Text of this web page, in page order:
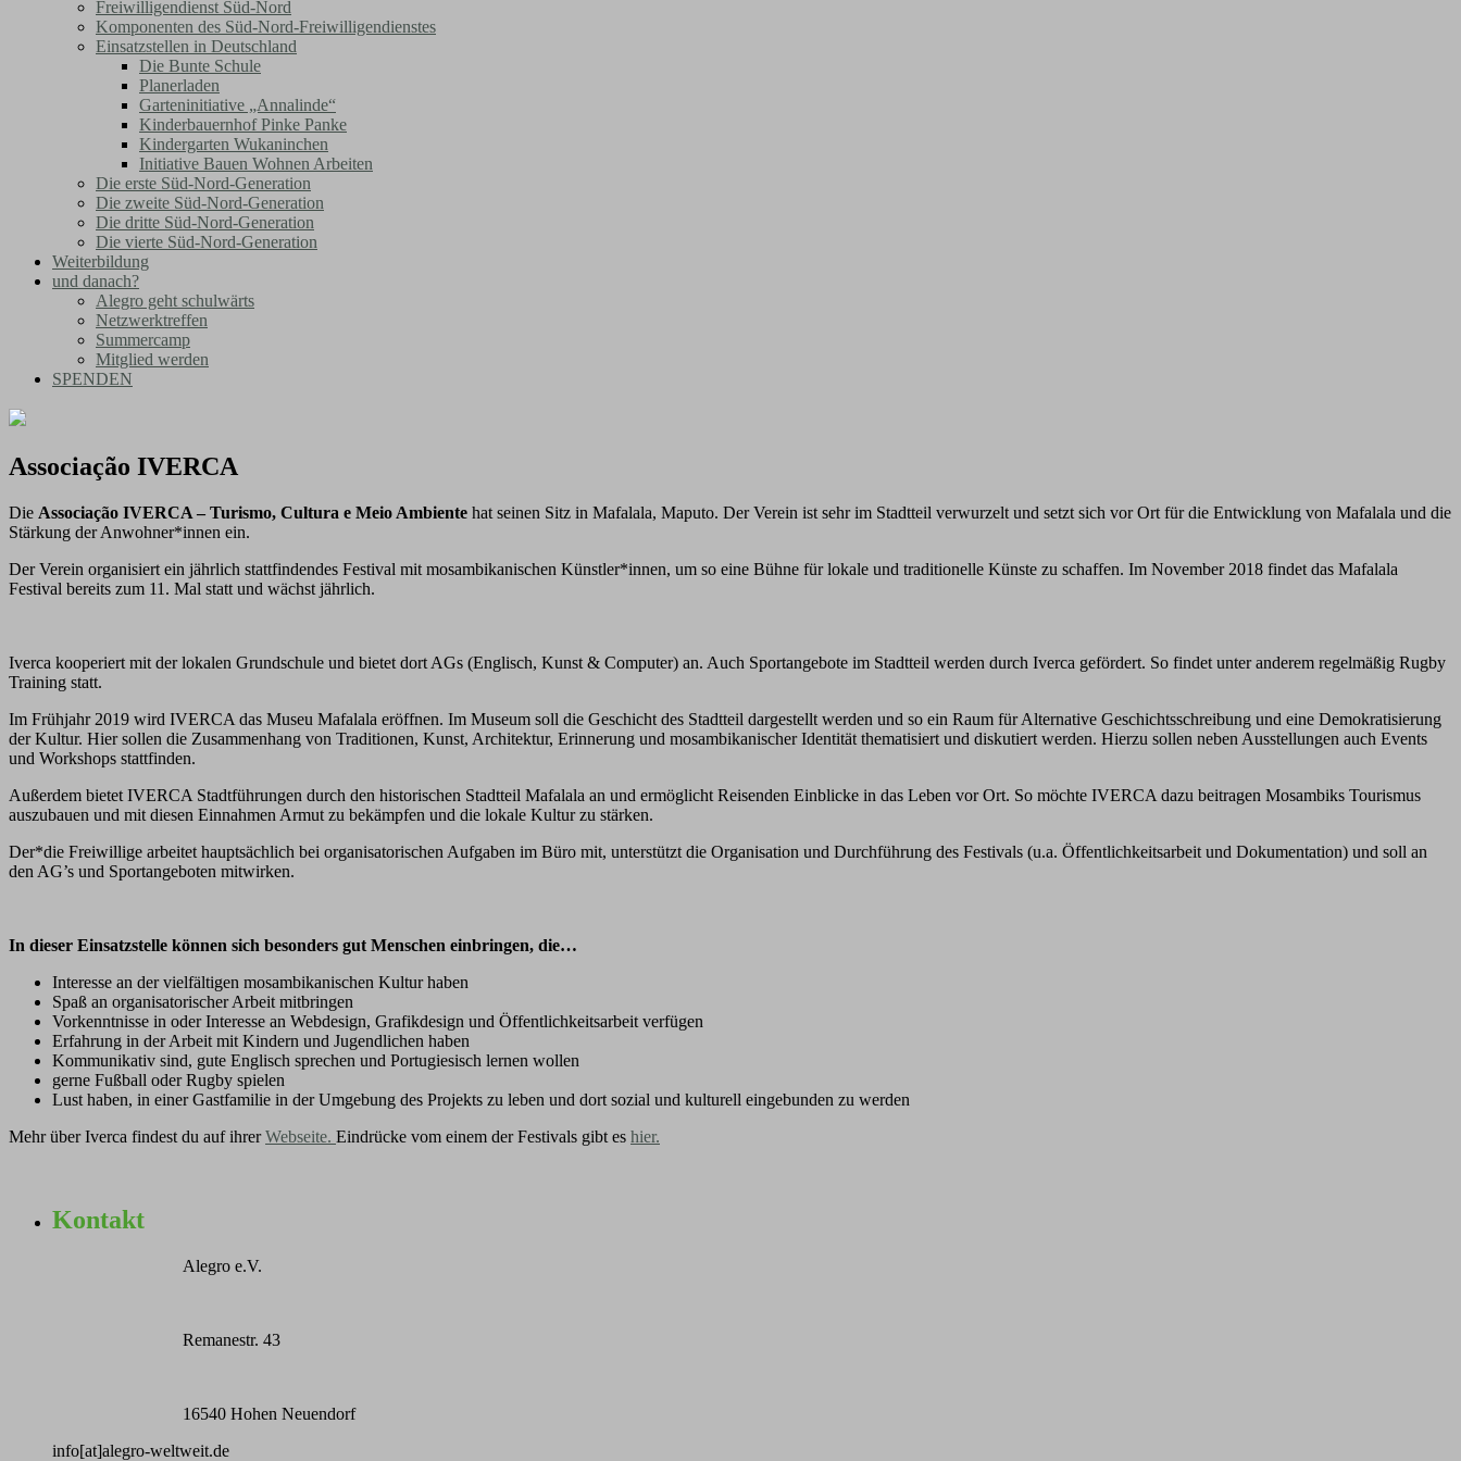
Freiwilligendienst Süd-Nord
Komponenten des Süd-Nord-Freiwilligendienstes
Einsatzstellen in Deutschland
Die Bunte Schule
Planerladen
Garteninitiative „Annalinde“
Kinderbauernhof Pinke Panke
Kindergarten Wukaninchen
Initiative Bauen Wohnen Arbeiten
Die erste Süd-Nord-Generation
Die zweite Süd-Nord-Generation
Die dritte Süd-Nord-Generation
Die vierte Süd-Nord-Generation
Weiterbildung
und danach?
Alegro geht schulwärts
Netzwerktreffen
Summercamp
Mitglied werden
SPENDEN
Associação IVERCA
Die Associação IVERCA – Turismo, Cultura e Meio Ambiente hat seinen Sitz in Mafalala, Maputo. Der Verein ist sehr im Stadtteil verwurzelt und setzt sich vor Ort für die Entwicklung von Mafalala und die
Stärkung der Anwohner*innen ein.
Der Verein organisiert ein jährlich stattfindendes Festival mit mosambikanischen Künstler*innen, um so eine Bühne für lokale und traditionelle Künste zu schaffen. Im November 2018 findet das Mafalala
Festival bereits zum 11. Mal statt und wächst jährlich.
Iverca kooperiert mit der lokalen Grundschule und bietet dort AGs (Englisch, Kunst & Computer) an. Auch Sportangebote im Stadtteil werden durch Iverca gefördert. So findet unter anderem regelmäßig Rugby
Training statt.
Im Frühjahr 2019 wird IVERCA das Museu Mafalala eröffnen. Im Museum soll die Geschicht des Stadtteil dargestellt werden und so ein Raum für Alternative Geschichtsschreibung und eine Demokratisierung
der Kultur. Hier sollen die Zusammenhang von Traditionen, Kunst, Architektur, Erinnerung und mosambikanischer Identität thematisiert und diskutiert werden. Hierzu sollen neben Ausstellungen auch Events
und Workshops stattfinden.
Außerdem bietet IVERCA Stadtführungen durch den historischen Stadtteil Mafalala an und ermöglicht Reisenden Einblicke in das Leben vor Ort. So möchte IVERCA dazu beitragen Mosambiks Tourismus
auszubauen und mit diesen Einnahmen Armut zu bekämpfen und die lokale Kultur zu stärken.
Der*die Freiwillige arbeitet hauptsächlich bei organisatorischen Aufgaben im Büro mit, unterstützt die Organisation und Durchführung des Festivals (u.a. Öffentlichkeitsarbeit und Dokumentation) und soll an
den AG’s und Sportangeboten mitwirken.
In dieser Einsatzstelle können sich besonders gut Menschen einbringen, die…
Interesse an der vielfältigen mosambikanischen Kultur haben
Spaß an organisatorischer Arbeit mitbringen
Vorkenntnisse in oder Interesse an Webdesign, Grafikdesign und Öffentlichkeitsarbeit verfügen
Erfahrung in derArbeit mit Kindern und Jugendlichen haben
Kommunikativ sind, gute Englisch sprechen und Portugiesisch lernen wollen
gerne Fußball oder Rugby spielen
Lust haben, in einer Gastfamilie in der Umgebung des Projekts zu leben und dort sozial und kulturell eingebunden zu werden
Mehr über Iverca findest du auf ihrerWebseite. Eindrücke vom einem der Festivals gibt es hier.
Kontakt
Alegro e.V.
Remanestr. 43
16540 Hohen Neuendorf
info[at]alegro-weltweit.de